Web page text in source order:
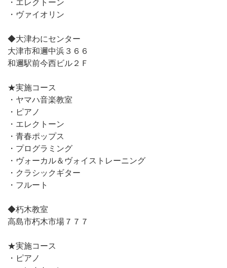
・エレクトーン
・ヴァイオリン
◆大津わにセンター
大津市和邇中浜３６６
和邇駅前今西ビル２Ｆ
★実施コース
・ヤマハ音楽教室
・ピアノ
・エレクトーン
・青春ポップス
・プログラミング
・ヴォーカル＆ヴォイストレーニング
・クラシックギター
・フルート
◆朽木教室
高島市朽木市場７７７
★実施コース
・ピアノ